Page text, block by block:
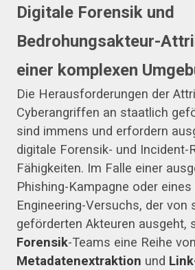
Digitale Forensik und
Bedrohungsakteur-
einer komplexen
Die Herausforderungen der
Cyberangriffen an staatlich
sind immens und erfordern
digitale Forensik- und Incident-
Fähigkeiten. Im Falle einer
Phishing-Kampagne oder
Engineering-Versuchs, der von
geförderten Akteuren ausgeht,
Forensik-Teams eine Reihe
Metadatenextraktion und